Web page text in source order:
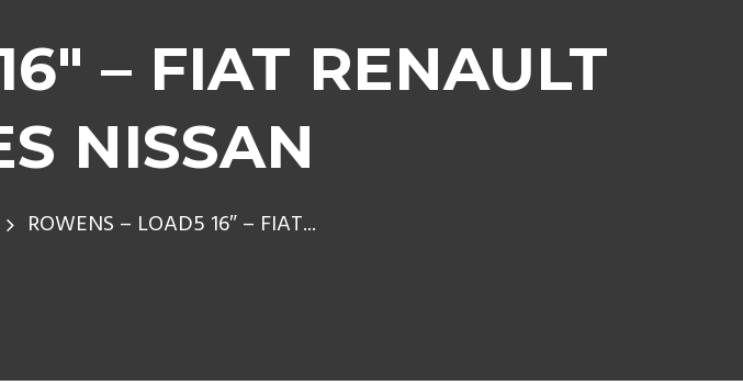
– FIAT RENAULT
NISSAN
ROWENS – LOAD5 16″ – FIAT...